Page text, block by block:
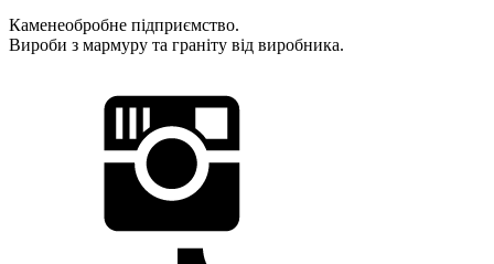
Каменеобробне підприємство.
Вироби з мармуру та граніту від виробника.